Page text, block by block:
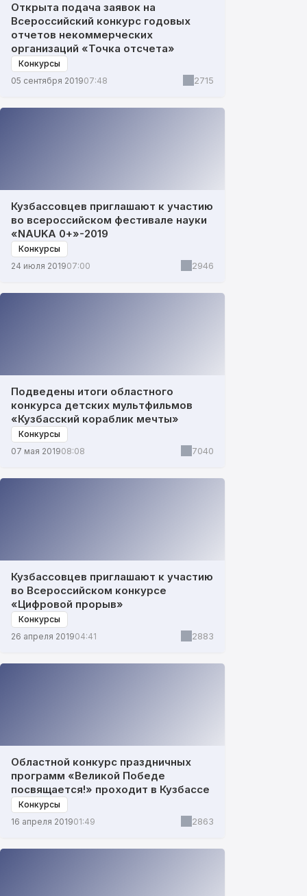
Открыта подача заявок на
Всероссийский конкурс годовых
отчетов некоммерческих
организаций «Точка отсчета»
Конкурсы
05 сентября 201907:48 2715
Кузбассовцев приглашают к участию
во всероссийском фестивале науки
«NAUKA 0+»-2019
Конкурсы
24 июля 201907:00 2946
Подведены итоги областного
конкурса детских мультфильмов
«Кузбасский кораблик мечты»
Конкурсы
07 мая 201908:08 7040
Кузбассовцев приглашают к участию
во Всероссийском конкурсе
«Цифровой прорыв»
Конкурсы
26 апреля 201904:41 2883
Областной конкурс праздничных
программ «Великой Победе
посвящается!» проходит в Кузбассе
Конкурсы
16 апреля 201901:49 2863